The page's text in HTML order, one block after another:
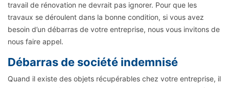
travail de rénovation ne devrait pas ignorer. Pour que les
travaux se déroulent dans la bonne condition, si vous avez
besoin d’un débarras de votre entreprise, nous vous invitons de
nous faire appel.
Débarras de société indemnisé
Quand il existe des objets récupérables chez votre entreprise, il